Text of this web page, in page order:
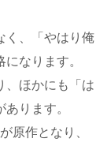
く、「やはり俺
なります。
、ほかにも「は
ります。
原作となり、